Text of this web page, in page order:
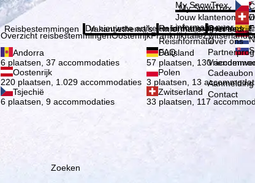
My SnowTrex
My SnowTrex
Jouw
informatie over je
Kies
Reisbestemmingen
Overzicht reisbestemmingenOostenrijkFrankrijkItaliëZwitserland
Andorra
6 plaatsen, 37 accommodaties
Duitsland
57 plaatsen, 130
Oostenrijk
220 plaatsen, 1.029 accommodaties
Polen
3 plaatsen, 13
Tsjechië
6 plaatsen, 9 accommodaties
Zwitserland
33 plaatsen, 117
Vakantiethema's
De nieuwste artikelen in ons magazine
Informatie
Reisinformatie
Reisinformatie
FAQ
Het bedrijf
Over ons
Over ons
Cadeaubon
Contact
Zoeken